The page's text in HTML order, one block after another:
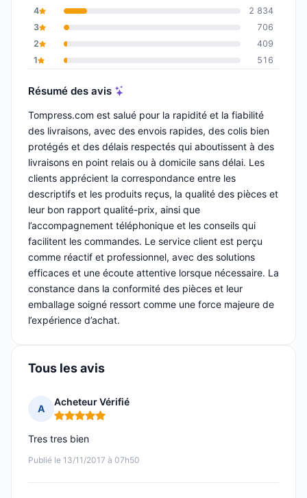
4
2 834
3
706
2
409
1
516
Résumé des avis
Tompress.com est salué pour la rapidité et la fiabilité
des livraisons, avec des envois rapides, des colis bien
protégés et des délais respectés qui aboutissent à des
livraisons en point relais ou à domicile sans délai. Les
clients apprécient la correspondance entre les
descriptifs et les produits reçus, la qualité des pièces et
leur bon rapport qualité-prix, ainsi que
l’accompagnement téléphonique et les conseils qui
facilitent les commandes. Le service client est perçu
comme réactif et professionnel, avec des solutions
efficaces et une écoute attentive lorsque nécessaire. La
constance dans la conformité des pièces et leur
emballage soigné ressort comme une force majeure de
l’expérience d’achat.
Tous les avis
A
Acheteur Vérifié
Note : 5 sur 5
Publié le 13/11/2017 à 07h50
Tres tres bien